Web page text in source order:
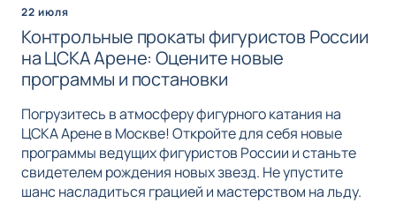
22 июля
Контрольные прокаты фигуристов России
на ЦСКА Арене: Оцените новые
программы и постановки
Погрузитесь в атмосферу фигурного катания на
ЦСКА Арене в Москве! Откройте для себя новые
программы ведущих фигуристов России и станьте
свидетелем рождения новых звезд. Не упустите
шанс насладиться грацией и мастерством на льду.